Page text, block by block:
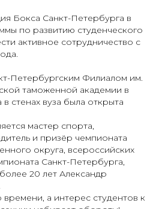
Бокса Санкт-Петербурга в
по развитию студенческого
активное сотрудничество с
Петербургским Филиалом им.
таможенной академии в
стенах вуза была открыта
мастер спорта,
и призёр чемпионата
округа, всероссийских
Санкт-Петербурга,
20 лет Александр
а интерес студентов к